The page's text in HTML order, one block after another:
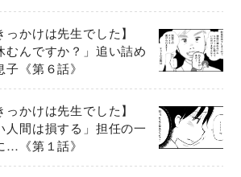
っかけは先生でした】
むんですか？」追い詰め
《第６話》
っかけは先生でした】
人間は損する」担任の一
…《第１話》